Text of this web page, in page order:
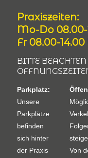
Praxiszeiten:
Mo-Do
Fr 08.00-
BITTE
Parkplatz:
Unsere
Parkplätze
befinden
sich hinter
der Praxis
Von